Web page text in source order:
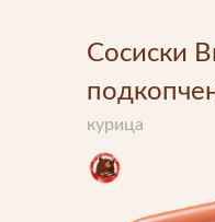
Сосиски
курица